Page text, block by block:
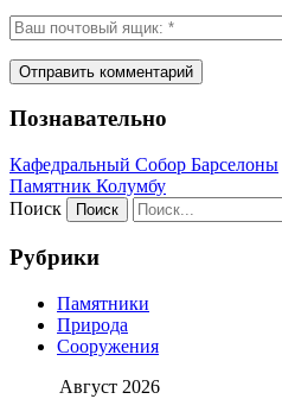
Познавательно
Кафeдрaльный Собор Барселоны
Пaмятник Колумбу
Поиск
Рубрики
Памятники
Природа
Сооружения
Август 2026